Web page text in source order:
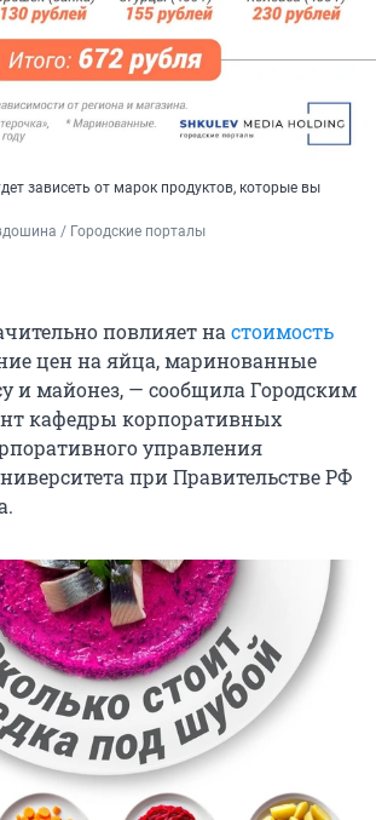
зависеть от марок продуктов, которые вы
/ Городские порталы
повлияет настоимость
цен на яйца, маринованные
и майонез, — сообщила Городским
кафедры корпоративных
управления
при Правительстве РФ